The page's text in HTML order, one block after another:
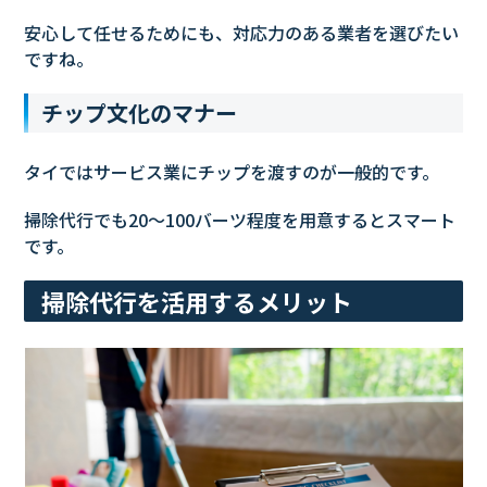
安心して任せるためにも、対応力のある業者を選びたい
ですね。
チップ文化のマナー
タイではサービス業にチップを渡すのが一般的です。
掃除代行でも20〜100バーツ程度を用意するとスマート
です。
掃除代行を活用するメリット